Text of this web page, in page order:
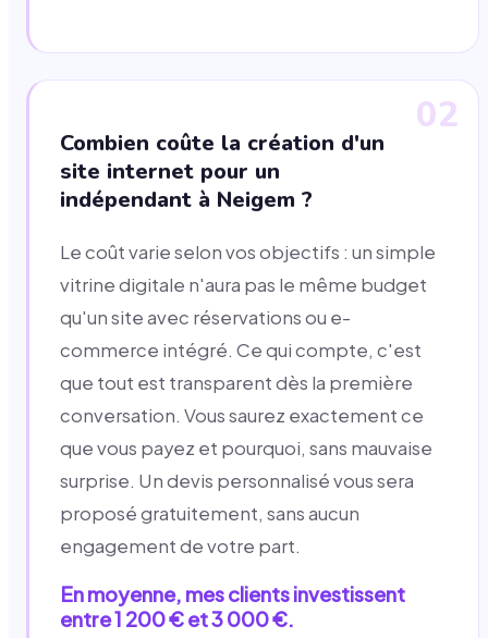
02
Combien coûte la création d'un
site internet pour un
indépendant à Neigem ?
Le coût varie selon vos objectifs : un simple
vitrine digitale n'aura pas le même budget
qu'un site avec réservations ou e-
commerce intégré. Ce qui compte, c'est
que tout est transparent dès la première
conversation. Vous saurez exactement ce
que vous payez et pourquoi, sans mauvaise
surprise. Un devis personnalisé vous sera
proposé gratuitement, sans aucun
engagement de votre part.
En moyenne, mes clients investissent
entre 1 200 € et 3 000 €.